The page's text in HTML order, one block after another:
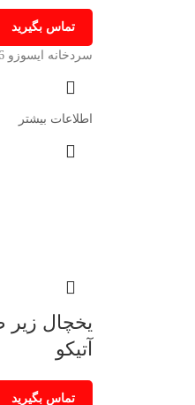
تماس بگیرید
سردخانه ایسوزو 6 تن
اطلاعات بیشتر
یخچال زیر
آتیکو
تماس بگیرید